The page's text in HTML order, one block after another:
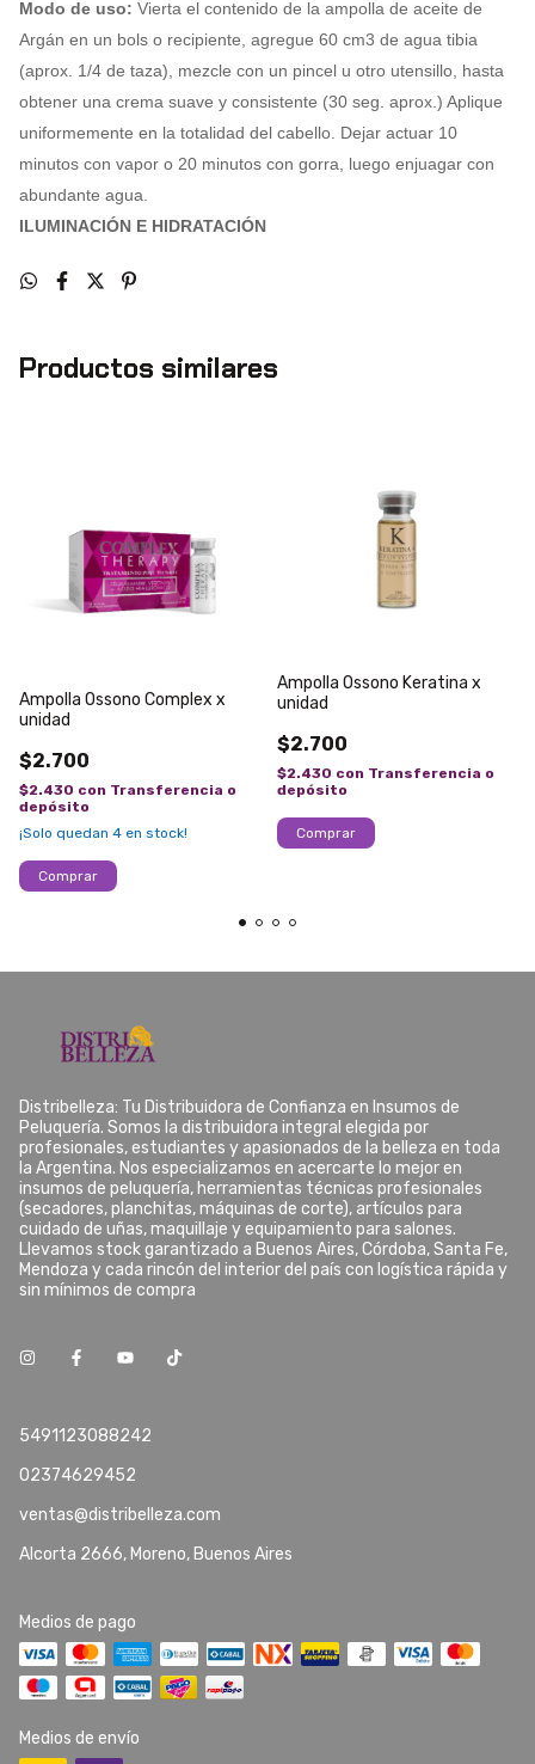
Modo de uso: Vierta el contenido de la ampolla de aceite de
Argán en un bols o recipiente, agregue 60 cm3 de agua tibia
(aprox. 1/4 de taza), mezcle con un pincel u otro utensillo, hasta
obtener una crema suave y consistente (30 seg. aprox.) Aplique
uniformemente en la totalidad del cabello. Dejar actuar 10
minutos con vapor o 20 minutos con gorra, luego enjuagar con
abundante agua.
ILUMINACIÓN E HIDRATACIÓN
Productos similares
Ampolla Ossono Complex x
unidad
$2.700
$2.430 con Transferencia o
depósito
¡Solo quedan 4 en stock!
Ampolla Ossono Keratina x
unidad
$2.700
$2.430 con Transferencia o
depósito
Distribelleza: Tu Distribuidora de Confianza en Insumos de
Peluquería. Somos la distribuidora integral elegida por
profesionales, estudiantes y apasionados de la belleza en toda
la Argentina. Nos especializamos en acercarte lo mejor en
insumos de peluquería, herramientas técnicas profesionales
(secadores, planchitas, máquinas de corte), artículos para
cuidado de uñas, maquillaje y equipamiento para salones.
Llevamos stock garantizado a Buenos Aires, Córdoba, Santa Fe,
Mendoza y cada rincón del interior del país con logística rápida y
sin mínimos de compra
5491123088242
02374629452
ventas@distribelleza.com
Alcorta 2666, Moreno, Buenos Aires
Medios de pago
Medios de envío